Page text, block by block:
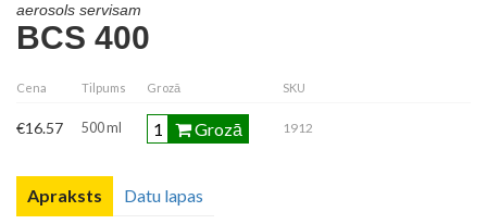
aerosols servisam
BCS 400
Cena Tilpums Grozā SKU
€16.57 500 ml Grozā 1912
Apraksts Datu lapas